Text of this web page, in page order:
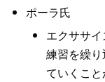
ポーラ氏
エクササイ
練習を繰
ていくこ